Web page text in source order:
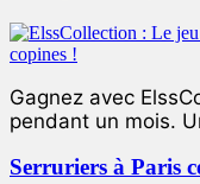
Gagnez avec
pendant un mois.
Serruriers à Paris